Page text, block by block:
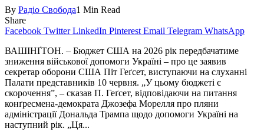
By Радіо Свобода1 Min Read
Share
Facebook Twitter LinkedIn Pinterest Email Telegram WhatsApp
ВАШІНҐТОН. – Бюджет США на 2026 рік передбачатиме
зниження військової допомоги Україні – про це заявив
секретар оборони США Піт Геґсет, виступаючи на слуханні
Палати представників 10 червня. „У цьому бюджеті є
скорочення”, – сказав П. Геґсет, відповідаючи на питання
конґресмена-демократа Джозефа Морелля про пляни
адміністрації Дональда Трампа щодо допомоги Україні на
наступний рік. „Ця...